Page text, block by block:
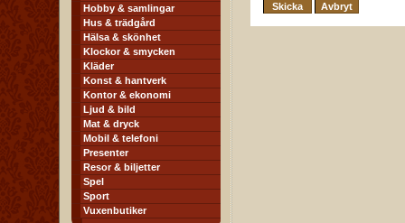
Hobby & samlingar
Hus & trädgård
Hälsa & skönhet
Klockor & smycken
Kläder
Konst & hantverk
Kontor & ekonomi
Ljud & bild
Mat & dryck
Mobil & telefoni
Presenter
Resor & biljetter
Spel
Sport
Vuxenbutiker